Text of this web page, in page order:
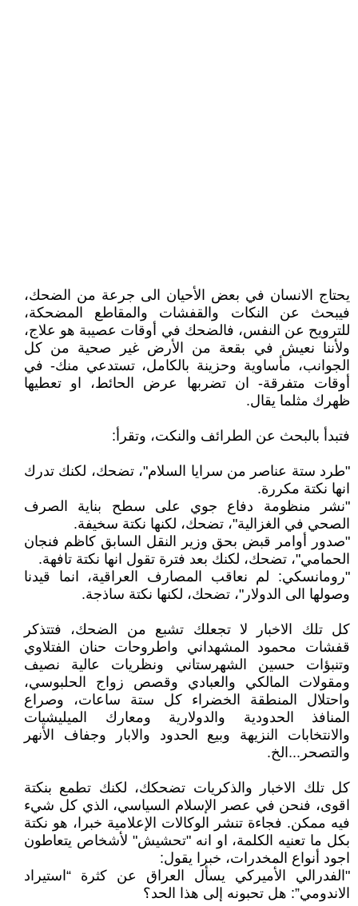
يحتاج الانسان في بعض الأحيان الى جرعة من الضحك،
فيبحث عن النكات والقفشات والمقاطع المضحكة،
للترويح عن النفس، فالضحك في أوقات عصيبة هو علاج،
ولأننا نعيش في بقعة من الأرض غير صحية من كل
الجوانب، مأساوية وحزينة بالكامل، تستدعي منك- في
أوقات متفرقة- ان تضربها عرض الحائط، او تعطيها
ظهرك مثلما يقال.
فتبدأ بالبحث عن الطرائف والنكت، وتقرأ:
"طرد ستة عناصر من سرايا السلام"، تضحك، لكنك تدرك
انها نكتة مكررة.
"نشر منظومة دفاع جوي على سطح بناية الصرف
الصحي في الغزالية"، تضحك، لكنها نكتة سخيفة.
"صدور أوامر قبض بحق وزير النقل السابق كاظم فنجان
الحمامي"، تضحك، لكنك بعد فترة تقول انها نكتة تافهة.
"رومانسكي: لم نعاقب المصارف العراقية، انما قيدنا
وصولها الى الدولار"، تضحك، لكنها نكتة ساذجة.
كل تلك الاخبار لا تجعلك تشبع من الضحك، فتتذكر
قفشات محمود المشهداني واطروحات حنان الفتلاوي
وتنبؤات حسين الشهرستاني ونظريات عالية نصيف
ومقولات المالكي والعبادي وقصص زواج الحلبوسي،
واحتلال المنطقة الخضراء كل ستة ساعات، وصراع
المنافذ الحدودية والدولارية ومعارك الميليشيات
والانتخابات النزيهة وبيع الحدود والابار وجفاف الأنهر
والتصحر...الخ.
كل تلك الاخبار والذكريات تضحكك، لكنك تطمع بنكتة
اقوى، فنحن في عصر الإسلام السياسي، الذي كل شيء
فيه ممكن. فجاءة تنشر الوكالات الإعلامية خبرا، هو نكتة
بكل ما تعنيه الكلمة، او انه "تحشيش" لأشخاص يتعاطون
اجود أنواع المخدرات، خبرا يقول:
"الفدرالي الأميركي يسأل العراق عن كثرة “استيراد
الاندومي”: هل تحبونه إلى هذا الحد؟